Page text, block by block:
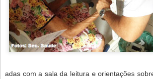
adas com a sala da leitura e orientações